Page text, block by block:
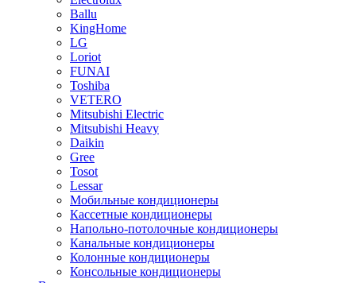
Ballu
KingHome
LG
Loriot
FUNAI
Toshiba
VETERO
Mitsubishi Electric
Mitsubishi Heavy
Daikin
Gree
Tosot
Lessar
Мобильные кондиционеры
Кассетные кондиционеры
Напольно-потолочные кондиционеры
Канальные кондиционеры
Колонные кондиционеры
Консольные кондиционеры